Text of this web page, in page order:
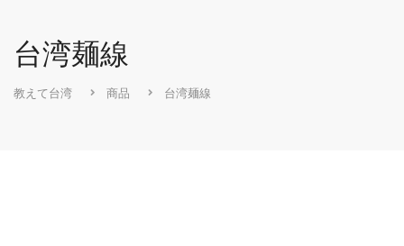
台湾麺線
教えて台湾 商品 台湾麺線